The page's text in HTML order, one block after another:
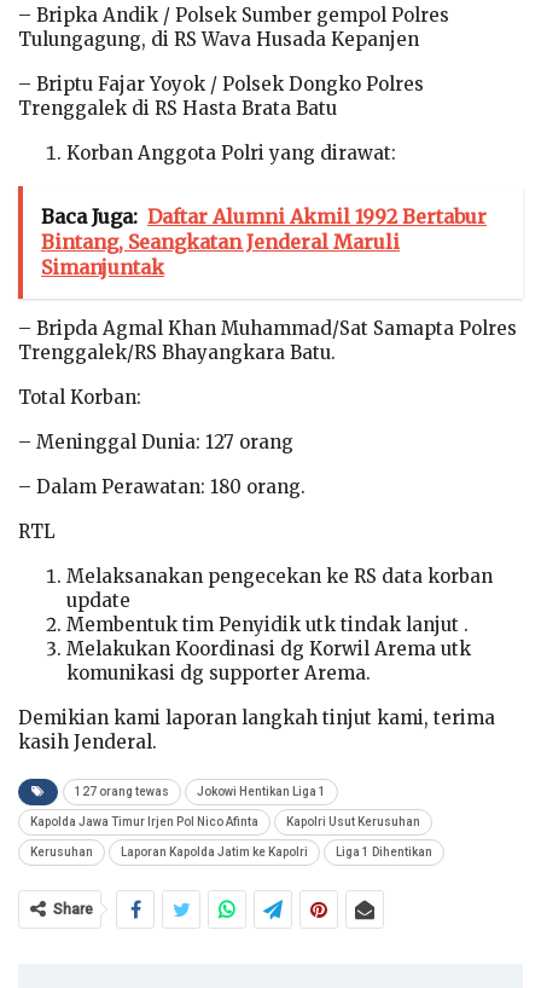
– Bripka Andik / Polsek Sumber gempol Polres
Tulungagung, di RS Wava Husada Kepanjen
– Briptu Fajar Yoyok / Polsek Dongko Polres
Trenggalek di RS Hasta Brata Batu
Korban Anggota Polri yang dirawat:
Baca Juga: Daftar Alumni Akmil 1992 Bertabur
Bintang, Seangkatan Jenderal Maruli
Simanjuntak
– Bripda Agmal Khan Muhammad/Sat Samapta Polres
Trenggalek/RS Bhayangkara Batu.
Total Korban:
– Meninggal Dunia: 127 orang
– Dalam Perawatan: 180 orang.
RTL
Melaksanakan pengecekan ke RS data korban
update
Membentuk tim Penyidik utk tindak lanjut .
Melakukan Koordinasi dg Korwil Arema utk
komunikasi dg supporter Arema.
Demikian kami laporan langkah tinjut kami, terima
kasih Jenderal.
127 orang tewas Jokowi Hentikan Liga 1
Kapolda Jawa Timur Irjen Pol Nico Afinta Kapolri Usut Kerusuhan
Kerusuhan Laporan Kapolda Jatim ke Kapolri Liga 1 Dihentikan
Share